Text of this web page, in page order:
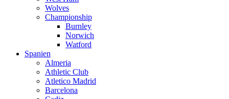
Wolves
Championship
Burnley
Norwich
Watford
Spanien
Almeria
Athletic Club
Atletico Madrid
Barcelona